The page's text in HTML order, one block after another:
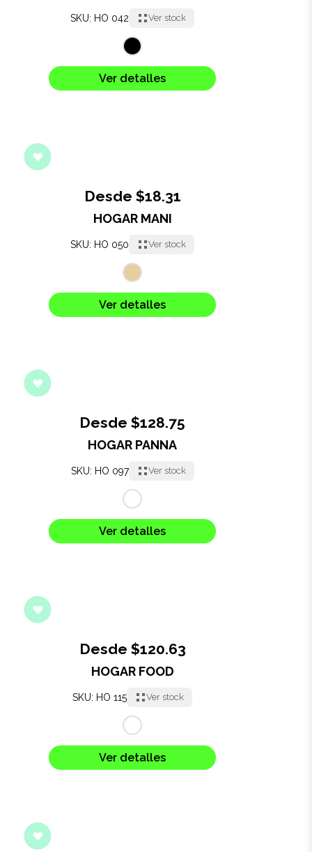
SKU: HO 042 Ver stock
Ver detalles
Desde $18.31
HOGAR MANI
SKU: HO 050 Ver stock
Ver detalles
Desde $128.75
HOGAR PANNA
SKU: HO 097 Ver stock
Ver detalles
Desde $120.63
HOGAR FOOD
SKU: HO 115 Ver stock
Ver detalles